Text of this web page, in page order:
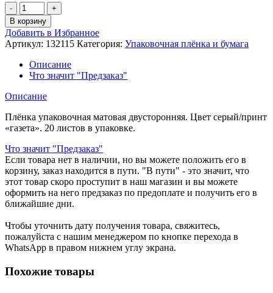
Количество
товара
Пленка
упаковочная
база
в
ассортименте
листов
В корзину
Добавить в Избранное
Артикул: 132115 Категория: Упаковочная плёнка и бумага
Описание
Что значит "Предзаказ"
Описание
Плёнка упаковочная матовая двусторонняя. Цвет серый/принт
«газета». 20 листов в упаковке.
Что значит "Предзаказ"
Если товара нет в наличии, но вы можете положить его в
корзину, заказ находится в пути. "В пути" - это значит, что
этот товар скоро проступит в наш магазин и вы можете
оформить на него предзаказ по предоплате и получить его в
ближайшие дни.
Чтобы уточнить дату получения товара, свяжитесь,
пожалуйста с нашим менеджером по кнопке перехода в
WhatsApp в правом нижнем углу экрана.
Похожие товары